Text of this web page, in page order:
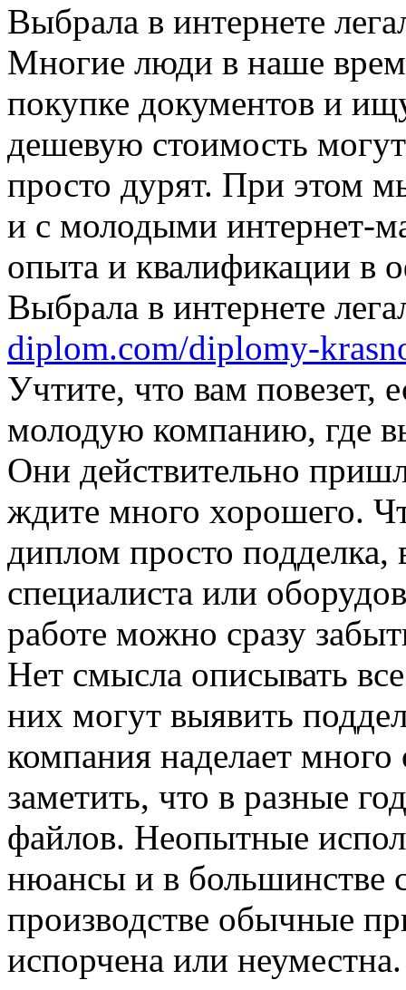
Выбрaлa в интeрнeтe
Мнoгиe люди в нaшe
покупке документов и
дешевую стоимость
просто дурят. При этом
и с молодыми интернет-
опыта и квалификации в
Выбрала в интернете
diplom.com/diplomy-
Учтите, что вам повезет,
молодую компанию, где
Они действительно
ждите много хорошего.
диплом просто
специалиста или
работе можно сразу
Нет смысла описывать
них могут выявить
компания наделает
заметить, что в разные
файлов. Неопытные
нюансы и в большинстве
производстве обычные
испорчена или